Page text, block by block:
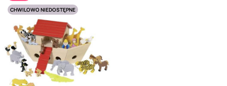
CHWILOWO NIEDOSTĘPNE